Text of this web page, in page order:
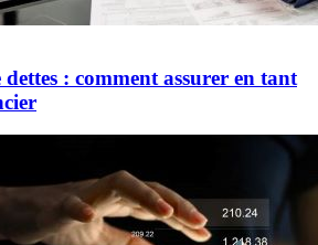
: comment assurer en tant